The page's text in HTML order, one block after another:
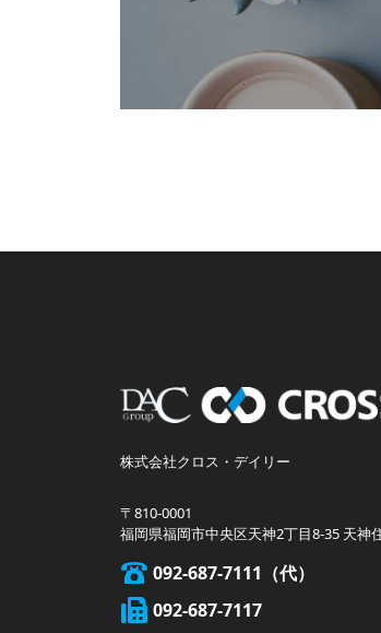
株式会社クロス・デイリー
〒810-0001
福岡県福岡市中央区天神2丁目8-35 天神
092-687-7111
092-687-7117